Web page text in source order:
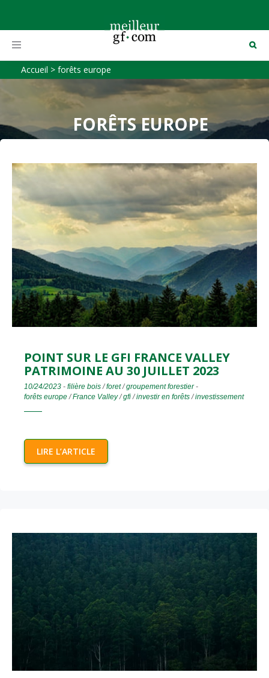
Toggle
Accueil > forêts europe
FORÊTS EUROPE
POINT SUR LE GFI FRANCE VALLEY
PATRIMOINE AU 30 JUILLET 2023
10/24/2023 - filière bois/foret/groupement forestier-
forêts europe/France Valley/gfi/investir en forêts/investissement
LIRE L’ARTICLE